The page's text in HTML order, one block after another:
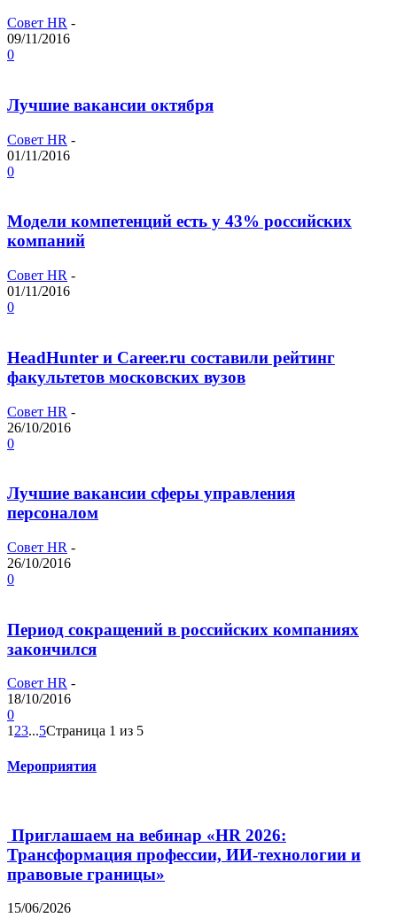
Совет HR -
09/11/2016
0
Лучшие вакансии октября
Совет HR -
01/11/2016
0
Модели компетенций есть у 43% российских
компаний
Совет HR -
01/11/2016
0
HeadHunter и Career.ru составили рейтинг
факультетов московских вузов
Совет HR -
26/10/2016
0
Лучшие вакансии сферы управления
персоналом
Совет HR -
26/10/2016
0
Период сокращений в российских компаниях
закончился
Совет HR -
18/10/2016
0
123...5Страница 1 из 5
Мероприятия
Приглашаем на вебинар «HR 2026:
Трансформация профессии, ИИ-технологии и
правовые границы»
15/06/2026